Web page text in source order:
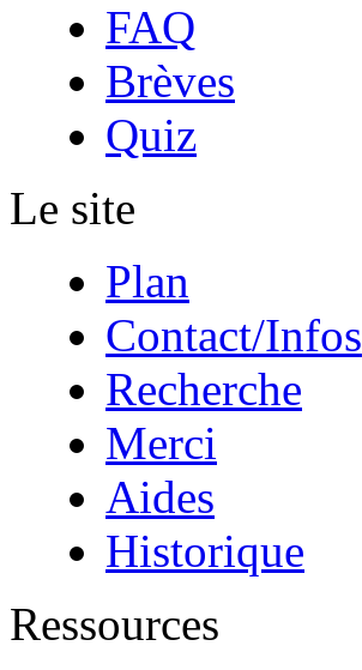
FAQ
Brèves
Quiz
Le site
Plan
Contact/Infos
Recherche
Merci
Aides
Historique
Ressources